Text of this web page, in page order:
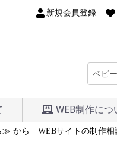
新規会員登録
WEB制作につ
≫ から WEBサイトの制作